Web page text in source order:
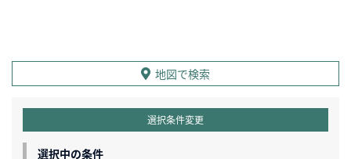
地図で検索
選択条件変更
選択中の条件